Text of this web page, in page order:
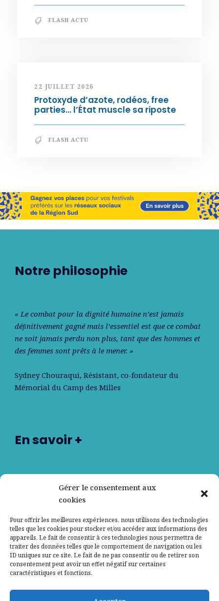
Gérer le consentement aux
cookies
Pour offrir les meilleures expériences, nous utilisons des technologies
telles que les cookies pour stocker et/ou accéder aux informations des
appareils. Le fait de consentir à ces technologies nous permettra de
traiter des données telles que le comportement de navigation ou les
ID uniques sur ce site. Le fait de ne pas consentir ou de retirer son
consentement peut avoir un effet négatif sur certaines
caractéristiques et fonctions.
FLASH ACTU
22 JUILLET 2026
Protoxyde d’azote, rodéos, free
parties… l’État muscle sa riposte
FLASH ACTU
Notre philosophie
« Le combat pour la dignité humaine n’est jamais
déﬁnitivement gagné mais l’essentiel est que ce combat
ne soit jamais perdu non plus, tant que des hommes et
des femmes sont prêts à le mener. »
Sydney Chouraqui, Résistant, co-fondateur du
Mémorial du Camp des Milles
En savoir +
Contactez-nous
Mentions légales